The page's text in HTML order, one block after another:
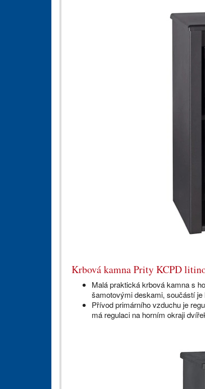
Krbová kamna Prity KCPD
Malá praktická krbová kamna s
šamotovými deskami, součástí je
Přívod primárního vzduchu je
má regulaci na horním okraji